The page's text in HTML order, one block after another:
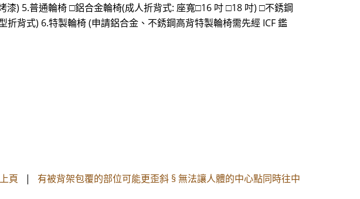
) 5.普通輪椅 □鋁合金輪椅(成人折背式: 座寬□16 吋 □18 吋) □不銹鋼
背式) 6.特製輪椅 (申請鋁合金、不銹鋼高背特製輪椅需先經 ICF 鑑
頁 | 有被背架包覆的部位可能更歪斜 § 無法讓人體的中心點同時往中